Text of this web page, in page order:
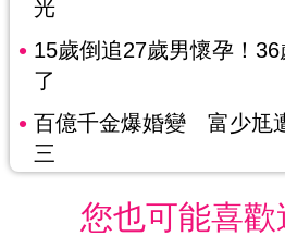
光
15歲倒追27歲男懷孕！
了
百億千金爆婚變 富少尪
三
您也可能喜歡